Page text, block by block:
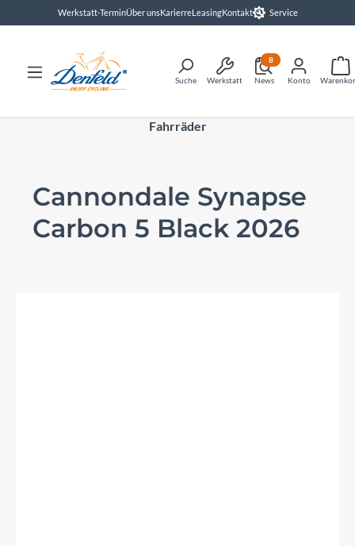
springenWerkstatt-TerminÜber unsKarierreLeasingKontakt Service
Suche Werkstatt News
8
Konto
Fahrräder
Cannondale Synapse
Carbon 5 Black 2026